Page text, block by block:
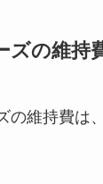
ズの維持
の維持費は